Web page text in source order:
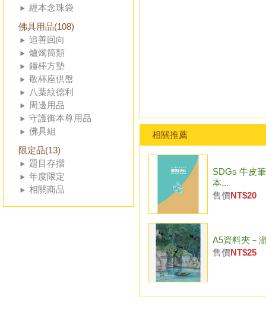
經本念珠袋
佛具用品(108)
追善回向
爐燭筒類
鐘棒方墊
敬杯座供盤
八葉紋德利
周邊用品
守護御本尊用品
佛具組
限定品(13)
題目存摺
年度限定
相關商品
相關推薦
SDGs 牛皮
本...
售價NT$20
A5資料夾－
售價NT$25